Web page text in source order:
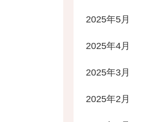
2025年5月
2025年4月
2025年3月
2025年2月